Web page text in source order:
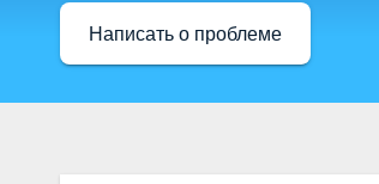
Написать о проблеме